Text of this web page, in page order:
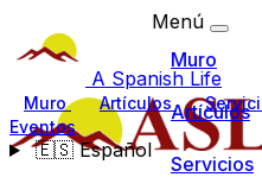
A Spanish Life
Muro Artículos
Eventos
🇪🇸Español
Menú
Muro
Artículos
Servicios